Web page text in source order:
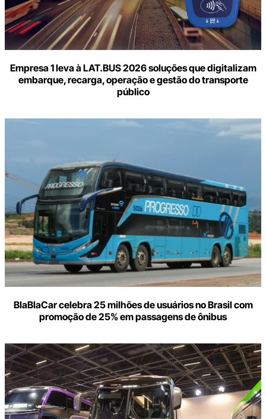
Empresa 1 leva à LAT.BUS 2026 soluções que digitalizam
embarque, recarga, operação e gestão do transporte
público
BlaBlaCar celebra 25 milhões de usuários no Brasil com
promoção de 25% em passagens de ônibus